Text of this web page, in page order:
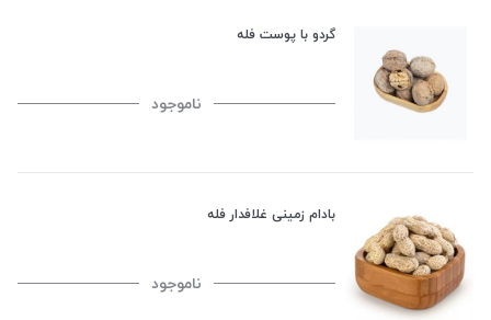
گردو با پوست فله
ناموجود
بادام زمینی غلافدار فله
ناموجود